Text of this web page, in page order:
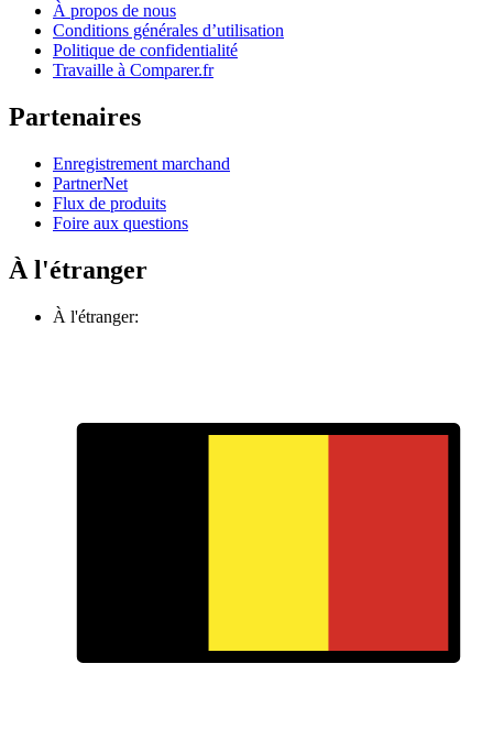
À propos de nous
Conditions générales d’utilisation
Politique de confidentialité
Travaille à Comparer.fr
Partenaires
Enregistrement marchand
PartnerNet
Flux de produits
Foire aux questions
À l'étranger
À l'étranger: